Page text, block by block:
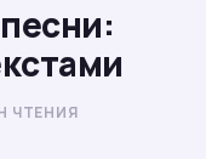
ЧТЕНИЯ